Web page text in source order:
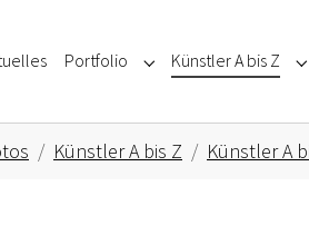
Portfolio Submenu for "Portfolio"
Künstler A bis Z
Künstler A bis Z Künstler A